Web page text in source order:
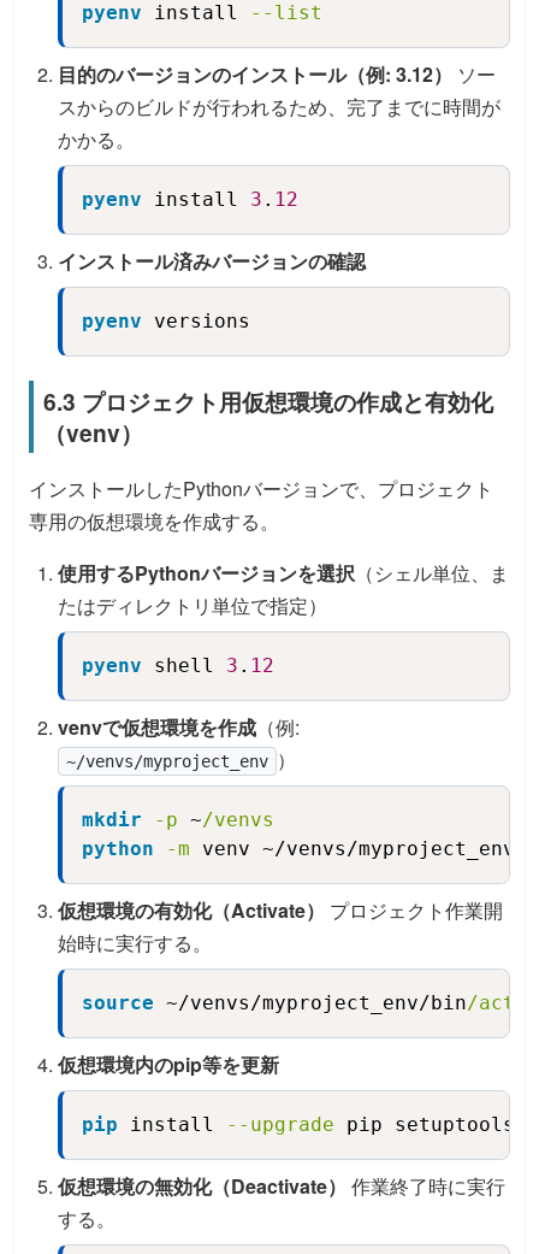
pyenv install --list
目的のバージョンのインストール（例: 3.12）
ソー
スからのビルドが行われるため、完了までに時間が
かかる。
pyenv install 3 . 12
インストール済みバージョンの確認
pyenv versions
6.3 プロジェクト用仮想環境の作成と有効化
（venv）
インストールしたPythonバージョンで、プロジェクト
専用の仮想環境を作成する。
使用するPythonバージョンを選択 （シェル単位、ま
たはディレクトリ単位で指定）
pyenv shell 3 . 12
venvで仮想環境を作成 （例:
~/venvs/myproject_env ）
mkdir -p ~/venvs
python
-m venv ~/venvs/myproject_env
仮想環境の有効化（Activate）
プロジェクト作業開
始時に実行する。
source ~/venvs/myproject_env/bin/
Copy
仮想環境内のpip等を更新
pip install --upgrade pip setuptools
Copy
仮想環境の無効化（Deactivate） 作業終了時に実行
する。